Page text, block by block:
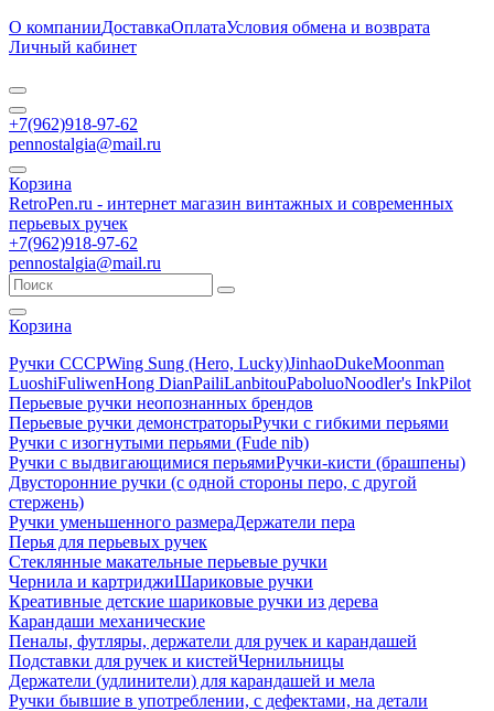
О компанииДоставкаОплатаУсловия обмена и возврата
Личный кабинет
+7(962)918-97-62
pennostalgia@mail.ru
Корзина
RetroPen.ru - интернет магазин винтажных и современных
перьевых ручек
+7(962)918-97-62
pennostalgia@mail.ru
Корзина
Ручки СССРWing Sung (Hero, Lucky)JinhaoDukeMoonman
LuoshiFuliwenHong DianPailiLanbitouPaboluoNoodler's InkPilot
Перьевые ручки неопознанных брендов
Перьевые ручки демонстраторыРучки с гибкими перьями
Ручки с изогнутыми перьями (Fude nib)
Ручки с выдвигающимися перьямиРучки-кисти (брашпены)
Двусторонние ручки (с одной стороны перо, с другой
стержень)
Ручки уменьшенного размераДержатели пера
Перья для перьевых ручек
Стеклянные макательные перьевые ручки
Чернила и картриджиШариковые ручки
Креативные детские шариковые ручки из дерева
Карандаши механические
Пеналы, футляры, держатели для ручек и карандашей
Подставки для ручек и кистейЧернильницы
Держатели (удлинители) для карандашей и мела
Ручки бывшие в употреблении, с дефектами, на детали